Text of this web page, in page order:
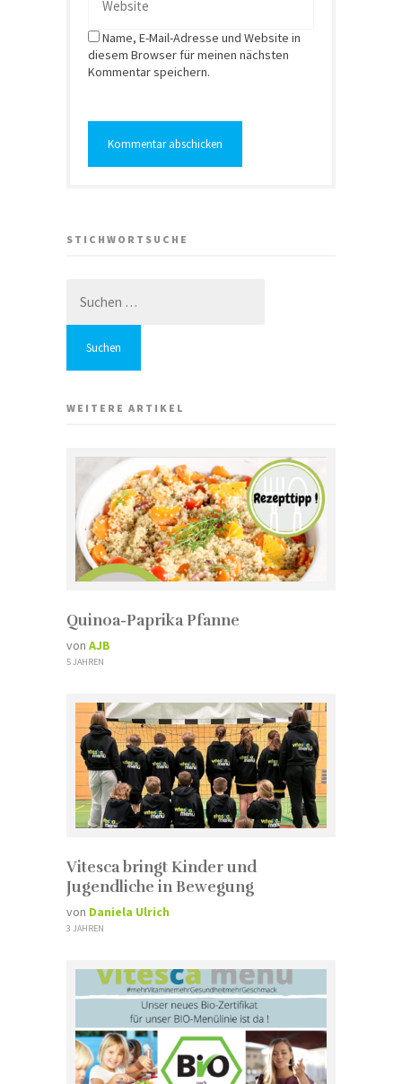
Name, E-Mail-Adresse und Website in
diesem Browser für meinen nächsten
Kommentar speichern.
STICHWORTSUCHE
nach:
WEITERE ARTIKEL
Quinoa-Paprika Pfanne
von AJB
5 JAHREN
Vitesca bringt Kinder und
Jugendliche in Bewegung
von Daniela Ulrich
3 JAHREN